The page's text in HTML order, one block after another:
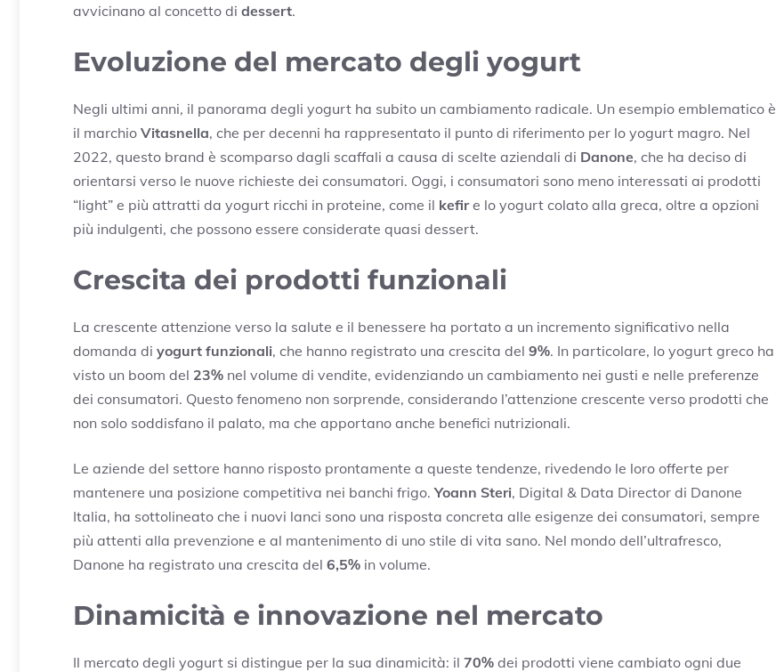
avvicinano al concetto di dessert.
Evoluzione del mercato degli yogurt
Negli ultimi anni, il panorama degli yogurt ha subito un cambiamento radicale. Un esempio emblematico è
il marchio Vitasnella, che per decenni ha rappresentato il punto di riferimento per lo yogurt magro. Nel
2022, questo brand è scomparso dagli scaffali a causa di scelte aziendali di Danone, che ha deciso di
orientarsi verso le nuove richieste dei consumatori. Oggi, i consumatori sono meno interessati ai prodotti
“light” e più attratti da yogurt ricchi in proteine, come il kefire lo yogurt colato alla greca, oltre a opzioni
più indulgenti, che possono essere considerate quasi dessert.
Crescita dei prodotti funzionali
La crescente attenzione verso la salute e il benessere ha portato a un incremento significativo nella
domanda di yogurt funzionali, che hanno registrato una crescita del 9%. In particolare, lo yogurt greco ha
visto un boom del 23% nel volume di vendite, evidenziando un cambiamento nei gusti e nelle preferenze
dei consumatori. Questo fenomeno non sorprende, considerando l’attenzione crescente verso prodotti che
non solo soddisfano il palato, ma che apportano anche benefici nutrizionali.
Le aziende del settore hanno risposto prontamente a queste tendenze, rivedendo le loro offerte per
mantenere una posizione competitiva nei banchi frigo.Yoann Steri, Digital & Data Director di Danone
Italia, ha sottolineato che i nuovi lanci sono una risposta concreta alle esigenze dei consumatori, sempre
più attenti alla prevenzione e al mantenimento di uno stile di vita sano. Nel mondo dell’ultrafresco,
Danone ha registrato una crescita del 6,5% in volume.
Dinamicità e innovazione nel mercato
Il mercato degli yogurt si distingue per la sua dinamicità: il 70% dei prodotti viene cambiato ogni due